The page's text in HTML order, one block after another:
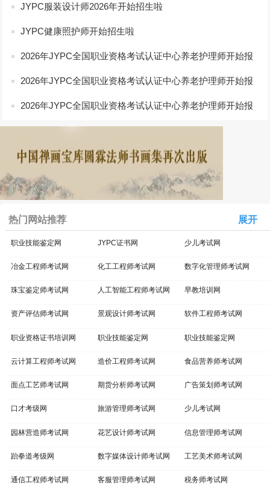
JYPC服装设计师2026年开始招生啦
JYPC健康照护师开始招生啦
2026年JYPC全国职业资格考试认证中心养老护理师开始报
2026年JYPC全国职业资格考试认证中心养老护理师开始报
2026年JYPC全国职业资格考试认证中心养老护理师开始报
热门网站推荐 展开
职业技能鉴定网 JYPC证书网 少儿考试网
冶金工程师考试网 化工工程师考试网 数字化管理师考试网
珠宝鉴定师考试网 人工智能工程师考试网 早教培训网
资产评估师考试网 景观设计师考试网 软件工程师考试网
职业资格证书培训网 职业技能鉴定网 职业技能鉴定网
云计算工程师考试网 造价工程师考试网 食品营养师考试网
面点工艺师考试网 期货分析师考试网 广告策划师考试网
口才考级网 旅游管理师考试网 少儿考试网
园林营造师考试网 花艺设计师考试网 信息管理师考试网
跆拳道考级网 数字媒体设计师考试网 工艺美术师考试网
通信工程师考试网 客服管理师考试网 税务师考试网